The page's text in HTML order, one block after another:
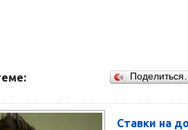
Ставки на